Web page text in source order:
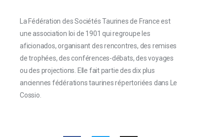
La Fédération des Sociétés Taurines de France est
une association loi de 1901 qui regroupe les
aficionados, organisant des rencontres, des remises
de trophées, des conférences-débats, des voyages
ou des projections. Elle fait partie des dix plus
anciennes fédérations taurines répertoriées dans Le
Cossio.